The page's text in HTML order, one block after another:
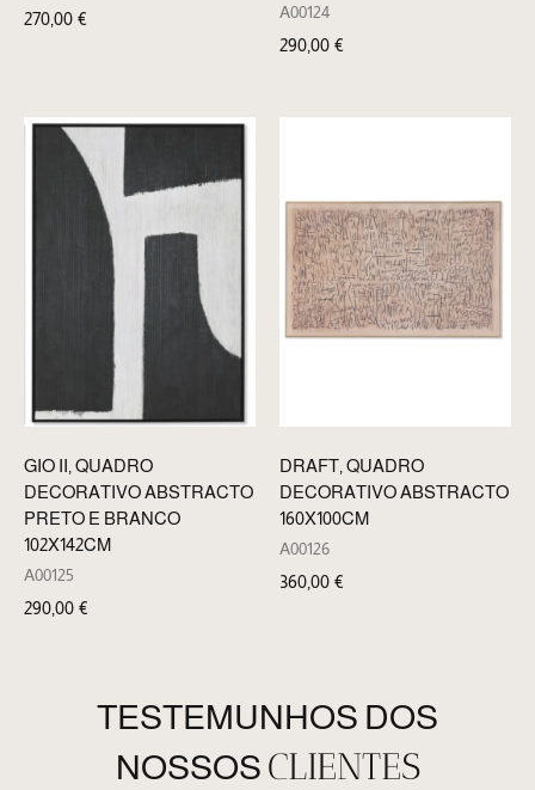
270,00 € A00124
290,00 €
GIO II, QUADRO
DECORATIVO ABSTRACTO
PRETO E BRANCO
102X142CM
A00125
290,00 €
DRAFT, QUADRO
DECORATIVO ABSTRACTO
160X100CM
A00126
360,00 €
TESTEMUNHOS DOS
NOSSOS CLIENTES